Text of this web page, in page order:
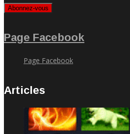
Abonnez-vous
Page Facebook
Page Facebook
Articles